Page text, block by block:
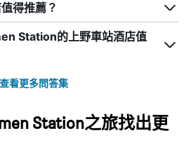
得推薦？
Station的上野車站酒店值
查看更多問答集
Station之旅找出更